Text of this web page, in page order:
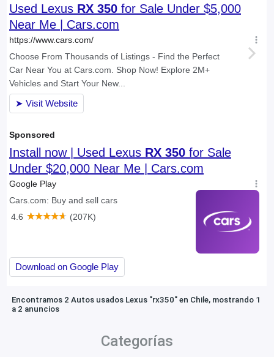
Encontramos 2 Autos usados Lexus "rx350" en Chile, mostrando 1
a 2 anuncios
Categorías